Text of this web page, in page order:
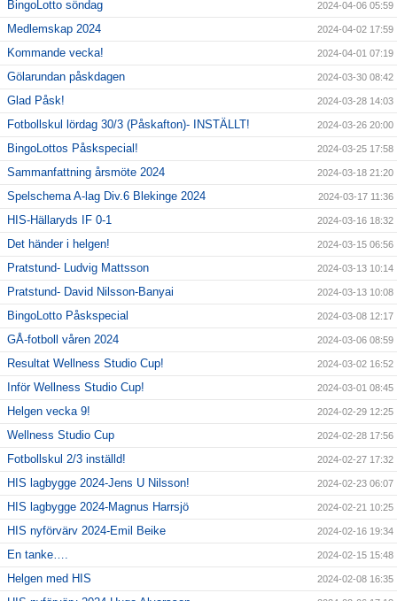
BingoLotto söndag 2024-04-06 05:59
Medlemskap 2024 2024-04-02 17:59
Kommande vecka! 2024-04-01 07:19
Gölarundan påskdagen 2024-03-30 08:42
Glad Påsk! 2024-03-28 14:03
Fotbollskul lördag 30/3 (Påskafton)- INSTÄLLT! 2024-03-26 20:00
BingoLottos Påskspecial! 2024-03-25 17:58
Sammanfattning årsmöte 2024 2024-03-18 21:20
Spelschema A-lag Div.6 Blekinge 2024 2024-03-17 11:36
HIS-Hällaryds IF 0-1 2024-03-16 18:32
Det händer i helgen! 2024-03-15 06:56
Pratstund- Ludvig Mattsson 2024-03-13 10:14
Pratstund- David Nilsson-Banyai 2024-03-13 10:08
BingoLotto Påskspecial 2024-03-08 12:17
GÅ-fotboll våren 2024 2024-03-06 08:59
Resultat Wellness Studio Cup! 2024-03-02 16:52
Inför Wellness Studio Cup! 2024-03-01 08:45
Helgen vecka 9! 2024-02-29 12:25
Wellness Studio Cup 2024-02-28 17:56
Fotbollskul 2/3 inställd! 2024-02-27 17:32
HIS lagbygge 2024-Jens U Nilsson! 2024-02-23 06:07
HIS lagbygge 2024-Magnus Harrsjö 2024-02-21 10:25
HIS nyförvärv 2024-Emil Beike 2024-02-16 19:34
En tanke…. 2024-02-15 15:48
Helgen med HIS 2024-02-08 16:35